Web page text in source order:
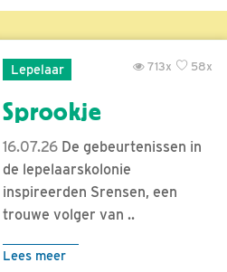
Lepelaar 58x
713x
Sprookje
16.07.26 De gebeurtenissen in
de lepelaarskolonie
inspireerden Srensen, een
trouwe volger van ..
Lees meer